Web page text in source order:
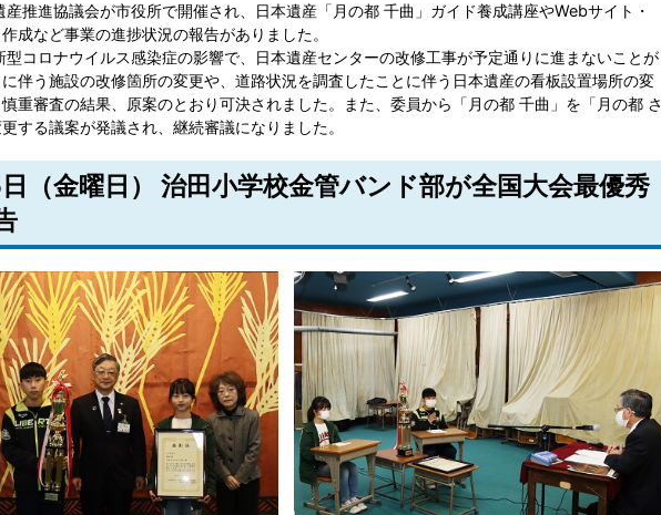
産推進協議会が市役所で開催され、日本遺産「月の都 千曲」ガイド養成講座やWebサイト・
成など事業の進捗状況の報告がありました。
型コロナウイルス感染症の影響で、日本遺産センターの改修工事が予定通りに進まないことが
伴う施設の改修箇所の変更や、道路状況を調査したことに伴う日本遺産の看板設置場所の変
重審査の結果、原案のとおり可決されました。また、委員から「月の都 千曲」を「月の都 さ
する議案が発議され、継続審議になりました。
（金曜日） 治田小学校金管バンド部が全国大会最優秀